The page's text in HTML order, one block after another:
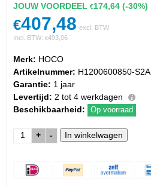
JOUW VOORDEEL€174,64 (-30%)
€407,48 excl. BTW
Incl. BTW:€493,06
Merk: HOCO
Artikelnummer: H1200600850-S2A
Garantie: 1 jaar
Levertijd: 2 tot 4 werkdagen
Beschikbaarheid:
Op voorraad
+ -